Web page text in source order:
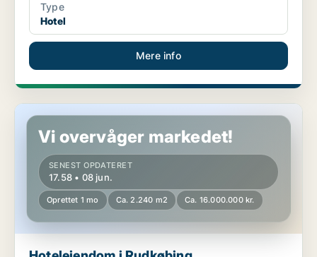
Type
Hotel
Mere info
Hotelejendom i Rudkøbing
Vi overvåger markedet!
SENEST OPDATERET
17.58 • 08 jun.
Oprettet 1 mo Ca. 2.240 m2 Ca. 16.000.000 kr.